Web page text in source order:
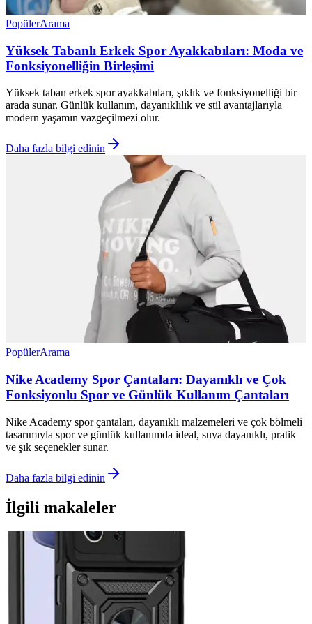
PopülerArama
Yüksek Tabanlı Erkek Spor Ayakkabıları: Moda ve
Fonksiyonelliğin Birleşimi
Yüksek taban erkek spor ayakkabıları, şıklık ve fonksiyonelliği bir
arada sunar. Günlük kullanım, dayanıklılık ve stil avantajlarıyla
modern yaşamın vazgeçilmezi olur.
Daha fazla bilgi edinin
PopülerArama
Nike Academy Spor Çantaları: Dayanıklı ve Çok
Fonksiyonlu Spor ve Günlük Kullanım Çantaları
Nike Academy spor çantaları, dayanıklı malzemeleri ve çok bölmeli
tasarımıyla spor ve günlük kullanımda ideal, suya dayanıklı, pratik
ve şık seçenekler sunar.
Daha fazla bilgi edinin
İlgili makaleler